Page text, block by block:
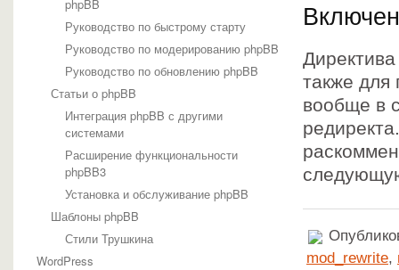
phpBB
Руководство по быстрому старту
Руководство по модерированию phpBB
Руководство по обновлению phpBB
Статьи о phpBB
Интеграция phpBB с другими
системами
Расширение функциональности
phpBB3
Установка и обслуживание phpBB
Шаблоны phpBB
Стили Трушкина
WordPress
также для
вообще в
mod_rewrite,